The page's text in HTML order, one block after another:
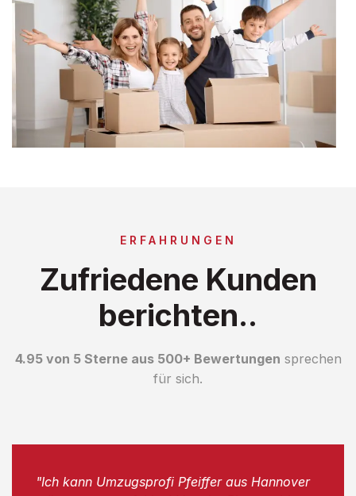
ERFAHRUNGEN
Zufriedene Kunden
berichten..
4.95 von 5 Sterne aus 500+ Bewertungen sprechen
für sich.
"Ich kann Umzugsprofi Pfeiffer aus Hannover